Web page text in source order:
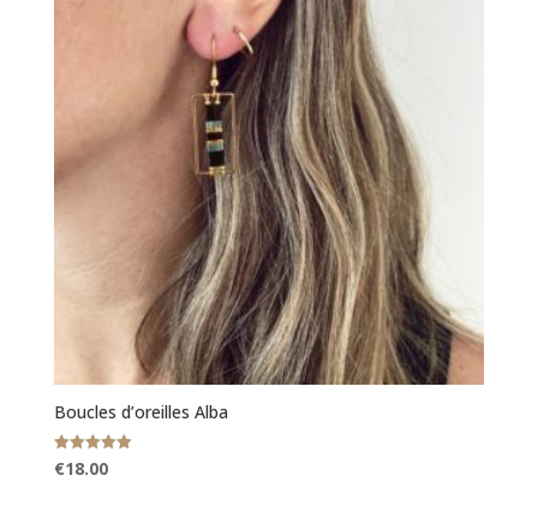
Boucles d’oreilles Alba
Note
5.00
€18.00